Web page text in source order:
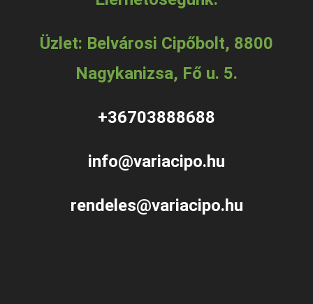
Üzlet: Belvárosi Cipőbolt, 8800
Nagykanizsa, Fő u. 5.
+36703888688
info@variacipo.hu
rendeles@variacipo.hu